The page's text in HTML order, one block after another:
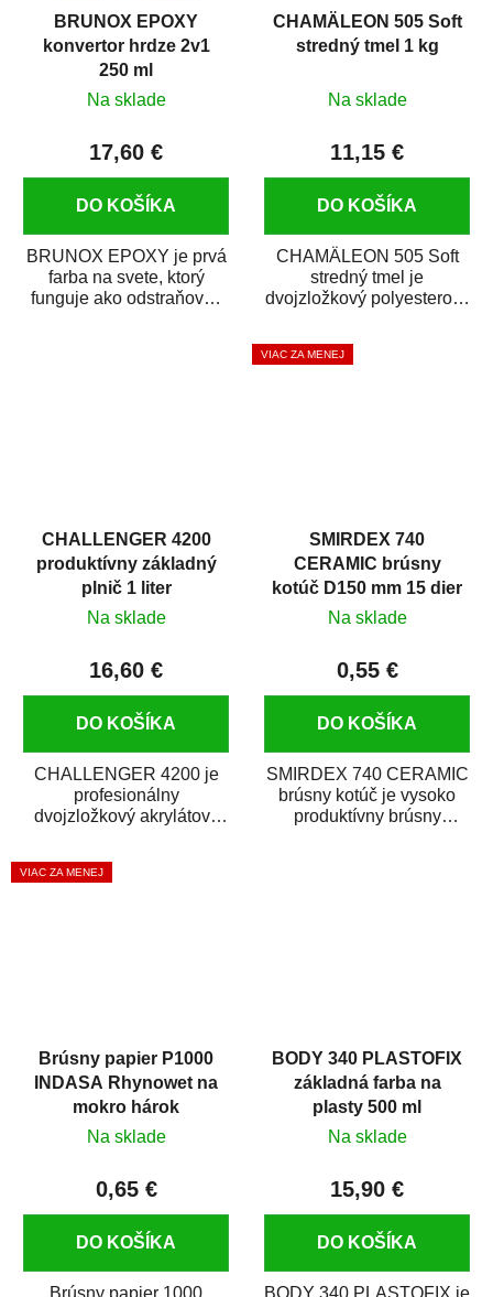
BRUNOX EPOXY
konvertor hrdze 2v1
250 ml
Na sklade
17,60 €
DO KOŠÍKA
BRUNOX EPOXY je prvá
farba na svete, ktorý
funguje ako odstraňovač
CHAMÄLEON 505 Soft
stredný tmel 1 kg
Na sklade
11,15 €
DO KOŠÍKA
CHAMÄLEON 505 Soft
stredný tmel je
dvojzložkový polyesterový
menšie nerovnosti. Má...
CHALLENGER 4200
produktívny základný
plnič 1 liter
Na sklade
16,60 €
DO KOŠÍKA
CHALLENGER 4200 je
profesionálny
dvojzložkový akrylátový
Ľahko sa nanáša, dobre...
VIAC ZA MENEJ
SMIRDEX 740
CERAMIC brúsny
kotúč D150 mm 15 dier
suchý zips P600
Na sklade
0,55 €
DO KOŠÍKA
SMIRDEX 740 CERAMIC
brúsny kotúč je vysoko
produktívny brúsny
VIAC ZA MENEJ
Brúsny papier P1000
INDASA Rhynowet na
mokro hárok
Na sklade
0,65 €
DO KOŠÍKA
Brúsny papier 1000
BODY 340 PLASTOFIX
základná farba na
plasty 500 ml
Na sklade
15,90 €
DO KOŠÍKA
BODY 340 PLASTOFIX je